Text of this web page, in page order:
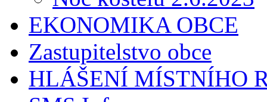
EKONOMIKA OBCE
Zastupitelstvo obce
HLÁŠENÍ MÍSTNÍHO